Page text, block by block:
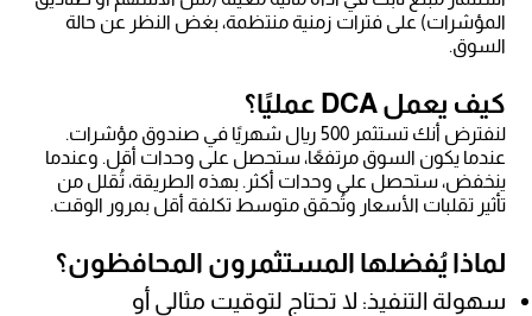
المؤشرات) على فترات زمنية منتظمة، بغض النظر عن حالة
السوق.
كيف يعمل DCA عمليًا؟
لنفترض أنك تستثمر 500 ريال شهريًا في صندوق مؤشرات.
عندما يكون السوق مرتفعًا، ستحصل على وحدات أقل. وعندما
ينخفض، ستحصل على وحدات أكثر. بهذه الطريقة، تُقلل من
تأثير تقلبات الأسعار وتُحقق متوسط تكلفة أقل بمرور الوقت.
لماذا يُفضلها المستثمرون المحافظون؟
سهولة التنفيذ: لا تحتاج لتوقيت مثالي أو